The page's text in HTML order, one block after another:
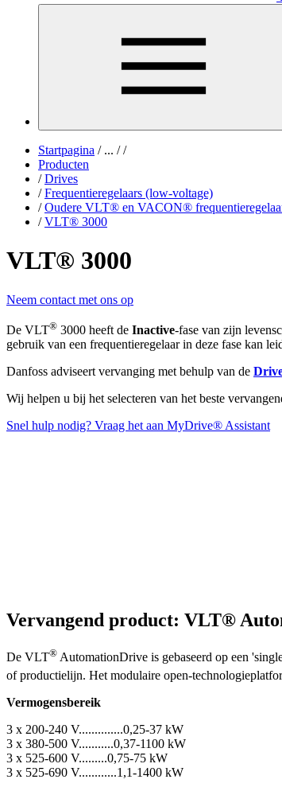
Startpagina /... / /
Producten
/ Drives
/ Frequentieregelaars (low-voltage)
/ Oudere VLT® en VACON®
/ VLT® 3000
VLT® 3000
Neem contact met ons op
De VLT® 3000 heeft de Inactive-fase van zijn
gebruik van een frequentieregelaar in deze fase kan
Danfoss adviseert vervanging met behulp van de
Wij helpen u bij het selecteren van het beste
Snel hulp nodig? Vraag het aan MyDrive® Assistant
Vervangend product: VLT®
De VLT® AutomationDrive is gebaseerd op een
of productielijn. Het modulaire open-
Vermogensbereik
3 x 200-240 V..............0,25-37 kW
3 x 380-500 V...........0,37-1100 kW
3 x 525-600 V.........0,75-75 kW
3 x 525-690 V............1,1-1400 kW